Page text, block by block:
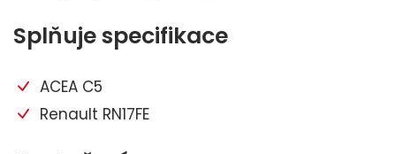
Splňuje specifikace
ACEA C5
Renault RN17FE